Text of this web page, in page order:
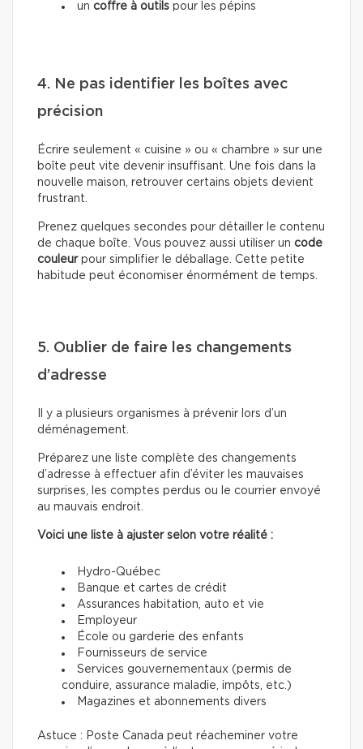
un coffre à outils pour les pépins
4. Ne pas identifier les boîtes avec
précision
Écrire seulement « cuisine » ou « chambre » sur une
boîte peut vite devenir insuffisant. Une fois dans la
nouvelle maison, retrouver certains objets devient
frustrant.
Prenez quelques secondes pour détailler le contenu
de chaque boîte. Vous pouvez aussi utiliser un code
couleurpour simplifier le déballage. Cette petite
habitude peut économiser énormément de temps.
5. Oublier de faire les changements
d’adresse
Il y a plusieurs organismes à prévenir lors d’un
déménagement.
Préparez une liste complète des changements
d’adresse à effectuer afin d’éviter les mauvaises
surprises, les comptes perdus ou le courrier envoyé
au mauvais endroit.
Voici une liste à ajuster selon votre réalité :
Hydro-Québec
Banque et cartes de crédit
Assurances habitation, auto et vie
Employeur
École ou garderie des enfants
Fournisseurs de service
Services gouvernementaux (permis de
conduire, assurance maladie, impôts, etc.)
Magazines et abonnements divers
Astuce : Poste Canada peut réacheminer votre